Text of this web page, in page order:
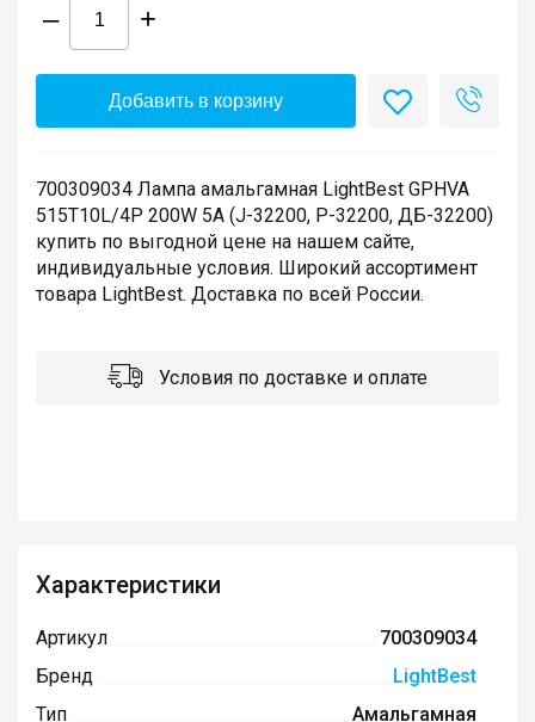
– +
Добавить в корзину
700309034 Лампа амальгамная LightBest GPHVA
515T10L/4P 200W 5A (J-32200, P-32200, ДБ-32200)
купить по выгодной цене на нашем сайте,
индивидуальные условия. Широкий ассортимент
товара LightBest. Доставка по всей России.
Условия по доставке и оплате
Характеристики
Артикул
700309034
Бренд
LightBest
Тип
Амальгамная